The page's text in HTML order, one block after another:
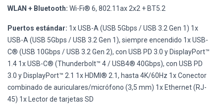
WLAN + Bluetooth: Wi-Fi® 6, 802.11ax 2x2 + BT5.2
Puertos estándar: 1x USB-A (USB 5Gbps / USB 3.2 Gen 1) 1x
USB-A (USB 5Gbps / USB 3.2 Gen 1), siempre encendido 1x USB-
C® (USB 10Gbps / USB 3.2 Gen 2), con USB PD 3.0 y DisplayPort™
1.4 1x USB-C® (Thunderbolt™ 4 / USB4® 40Gbps), con USB PD
3.0 y DisplayPort™ 2.1 1x HDMI® 2.1, hasta 4K/60Hz 1x Conector
combinado de auriculares/micrófono (3,5 mm) 1x Ethernet (RJ-
45) 1x Lector de tarjetas SD